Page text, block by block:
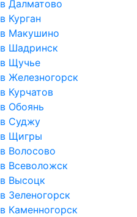
в Далматово
в Курган
в Макушино
в Шадринск
в Щучье
в Железногорск
в Курчатов
в Обоянь
в Суджу
в Щигры
в Волосово
в Всеволожск
в Высоцк
в Зеленогорск
в Каменногорск